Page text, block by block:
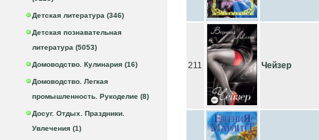
Детская литература (346)
Детская познавательная
литература (5053)
Домоводство. Кулинария (16)
Домоводство. Легкая
промышленность. Рукоделие (8)
Досуг. Отдых. Праздники.
Увлечения (1)
211 Чейзер